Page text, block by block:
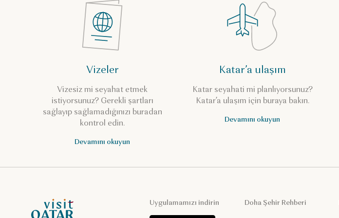
Vizeler
Vizesiz mi seyahat etmek
istiyorsunuz? Gerekli şartları
sağlayıp sağlamadığınızı buradan
kontrol edin.
Devamını okuyun
Katar’a ulaşım
Katar seyahati mi planlıyorsunuz?
Katar’a ulaşım için buraya bakın.
Devamını okuyun
VisitQatar Ana Sayfası Uygulamamızı indirin Doha Şehir Rehberi